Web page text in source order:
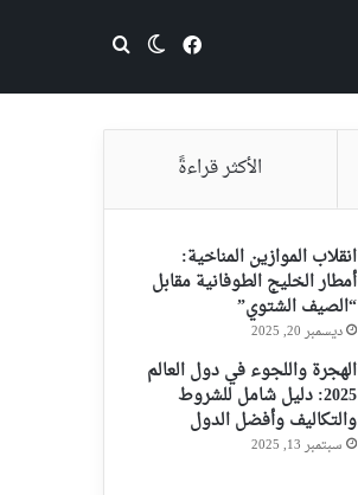
فيسبوكالوضع المظلم
بحث عن
الأكثر قراءةً
انقلاب الموازين المناخية:
أمطار الخليج الطوفانية مقابل
“الصيف الشتوي”
ديسمبر 20, 2025
الهجرة واللجوء في دول العالم
2025: دليل شامل للشروط
والتكاليف وأفضل الدول
سبتمبر 13, 2025